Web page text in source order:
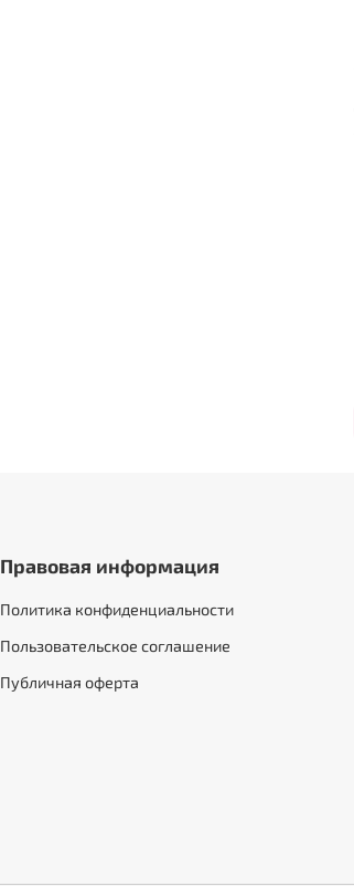
Правовая информация
Политика конфиденциальности
Пользовательское соглашение
Публичная оферта